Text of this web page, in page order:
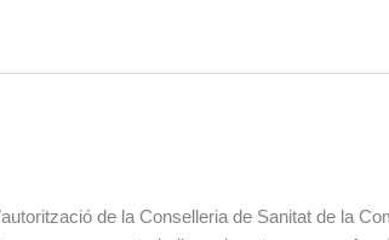
de la Conselleria de Sanitat de la